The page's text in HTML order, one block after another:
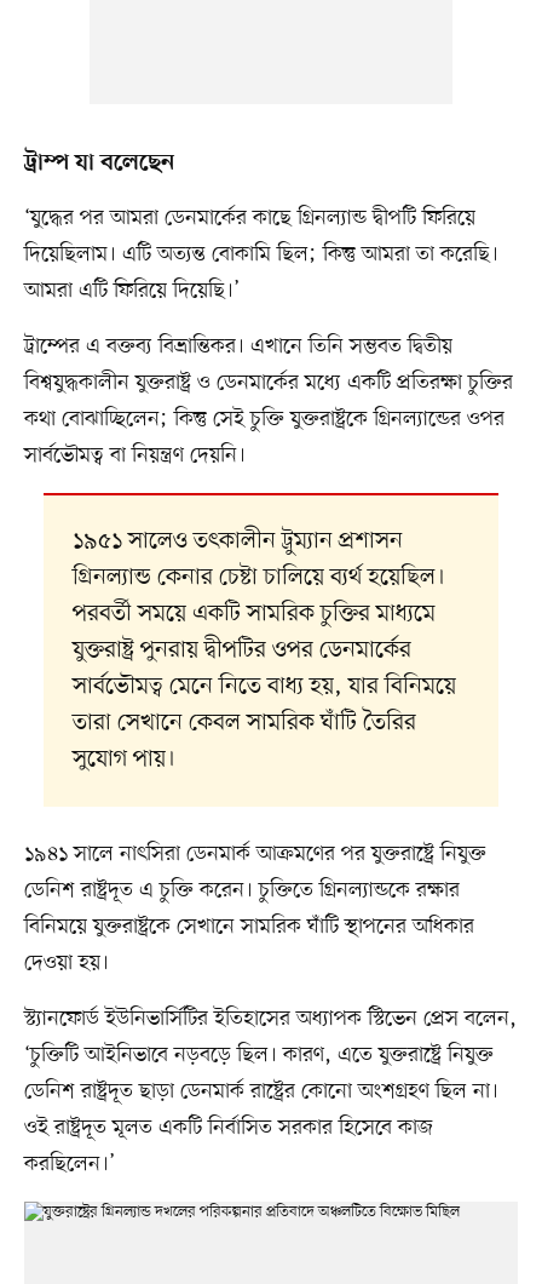
ট্রাম্প যা বলেছেন
‘যুদ্ধের পর আমরা ডেনমার্কের কাছে গ্রিনল্যান্ড দ্বীপটি ফিরিয়ে
দিয়েছিলাম। এটি অত্যন্ত বোকামি ছিল; কিন্তু আমরা তা করেছি।
আমরা এটি ফিরিয়ে দিয়েছি।’
ট্রাম্পের এ বক্তব্য বিভ্রান্তিকর। এখানে তিনি সম্ভবত দ্বিতীয়
বিশ্বযুদ্ধকালীন যুক্তরাষ্ট্র ও ডেনমার্কের মধ্যে একটি প্রতিরক্ষা চুক্তির
কথা বোঝাচ্ছিলেন; কিন্তু সেই চুক্তি যুক্তরাষ্ট্রকে গ্রিনল্যান্ডের ওপর
সার্বভৌমত্ব বা নিয়ন্ত্রণ দেয়নি।
১৯৫১ সালেও তৎকালীন ট্রুম্যান প্রশাসন
গ্রিনল্যান্ড কেনার চেষ্টা চালিয়ে ব্যর্থ হয়েছিল।
পরবর্তী সময়ে একটি সামরিক চুক্তির মাধ্যমে
যুক্তরাষ্ট্র পুনরায় দ্বীপটির ওপর ডেনমার্কের
সার্বভৌমত্ব মেনে নিতে বাধ্য হয়, যার বিনিময়ে
তারা সেখানে কেবল সামরিক ঘাঁটি তৈরির
সুযোগ পায়।
১৯৪১ সালে নাৎসিরা ডেনমার্ক আক্রমণের পর যুক্তরাষ্ট্রে নিযুক্ত
ডেনিশ রাষ্ট্রদূত এ চুক্তি করেন। চুক্তিতে গ্রিনল্যান্ডকে রক্ষার
বিনিময়ে যুক্তরাষ্ট্রকে সেখানে সামরিক ঘাঁটি স্থাপনের অধিকার
দেওয়া হয়।
স্ট্যানফোর্ড ইউনিভার্সিটির ইতিহাসের অধ্যাপক স্টিভেন প্রেস বলেন,
‘চুক্তিটি আইনিভাবে নড়বড়ে ছিল। কারণ, এতে যুক্তরাষ্ট্রে নিযুক্ত
ডেনিশ রাষ্ট্রদূত ছাড়া ডেনমার্ক রাষ্ট্রের কোনো অংশগ্রহণ ছিল না।
ওই রাষ্ট্রদূত মূলত একটি নির্বাসিত সরকার হিসেবে কাজ
করছিলেন।’